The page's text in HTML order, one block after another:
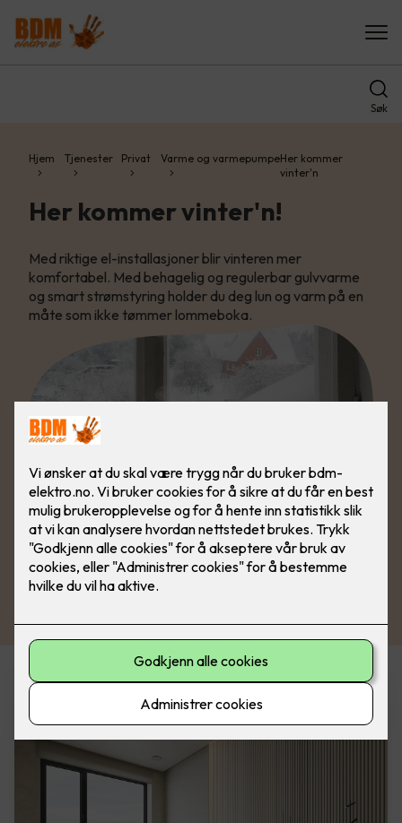
Søk
Hjem Tjenester Privat Varme og varmepumpeHer kommer
vinter'n
Her kommer vinter'n!
Med riktige el-installasjoner blir vinteren mer
komfortabel. Med behagelig og regulerbar gulvvarme
og smart strømstyring holder du deg lun og varm på en
måte som ikke tømmer lommeboka.
Varmeprodukter i vår nettbutikk